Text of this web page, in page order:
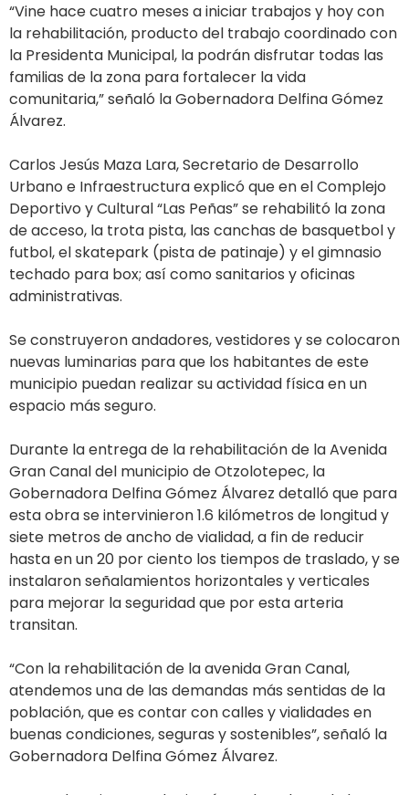
“Vine hace cuatro meses a iniciar trabajos y hoy con
la rehabilitación, producto del trabajo coordinado con
la Presidenta Municipal, la podrán disfrutar todas las
familias de la zona para fortalecer la vida
comunitaria,” señaló la Gobernadora Delfina Gómez
Álvarez.
Carlos Jesús Maza Lara, Secretario de Desarrollo
Urbano e Infraestructura explicó que en el Complejo
Deportivo y Cultural “Las Peñas” se rehabilitó la zona
de acceso, la trota pista, las canchas de basquetbol y
futbol, el skatepark (pista de patinaje) y el gimnasio
techado para box; así como sanitarios y oficinas
administrativas.
Se construyeron andadores, vestidores y se colocaron
nuevas luminarias para que los habitantes de este
municipio puedan realizar su actividad física en un
espacio más seguro.
Durante la entrega de la rehabilitación de la Avenida
Gran Canal del municipio de Otzolotepec, la
Gobernadora Delfina Gómez Álvarez detalló que para
esta obra se intervinieron 1.6 kilómetros de longitud y
siete metros de ancho de vialidad, a fin de reducir
hasta en un 20 por ciento los tiempos de traslado, y se
instalaron señalamientos horizontales y verticales
para mejorar la seguridad que por esta arteria
transitan.
“Con la rehabilitación de la avenida Gran Canal,
atendemos una de las demandas más sentidas de la
población, que es contar con calles y vialidades en
buenas condiciones, seguras y sostenibles”, señaló la
Gobernadora Delfina Gómez Álvarez.